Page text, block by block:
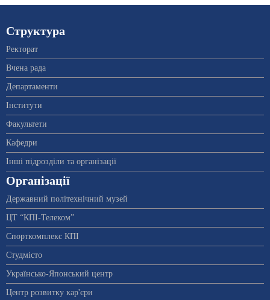
Структура
Ректорат
Вчена рада
Департаменти
Інститути
Факультети
Кафедри
Інші підрозділи та організації
Організації
Державний політехнічний музей
ЦТ “КПІ-Телеком”
Спорткомплекс КПІ
Студмісто
Українсько-Японський центр
Центр розвитку кар'єри